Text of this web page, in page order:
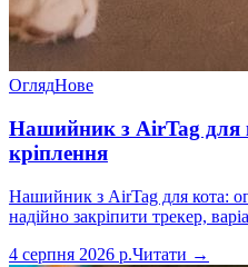
ОглядНове
Нашийник з AirTag для
кріплення
Нашийник з AirTag для кота:
надійно закріпити трекер,
4 серпня 2026 р.Читати →